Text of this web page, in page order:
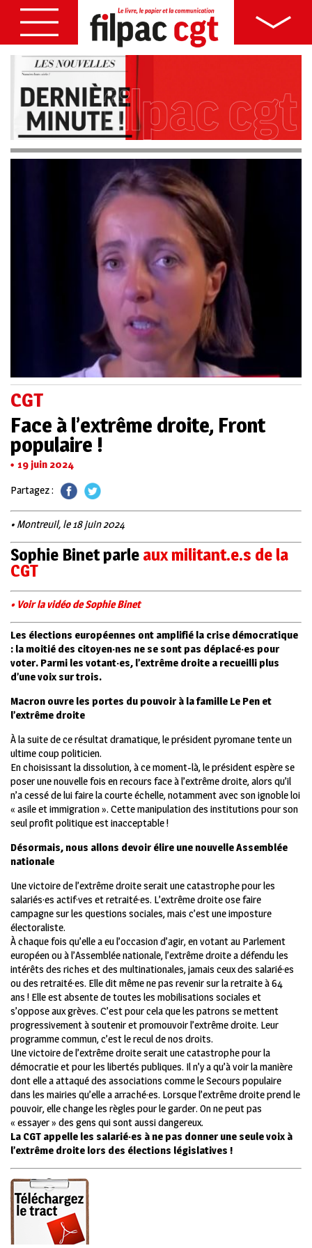
CGT
Face à l’extrême droite, Front
populaire !
19 juin 2024
Partagez :
• Montreuil, le 18 juin 2024
Sophie Binet parle aux militant.e.s de la
CGT
• Voir la vidéo de Sophie Binet
Les élections européennes ont amplifié la crise démocratique
: la moitié des citoyen·nes ne se sont pas déplacé·es pour
voter. Parmi les votant·es, l’extrême droite a recueilli plus
d’une voix sur trois.
Macron ouvre les portes du pouvoir à la famille Le Pen et
l’extrême droite
À la suite de ce résultat dramatique, le président pyromane tente un
ultime coup politicien.
En choisissant la dissolution, à ce moment-là, le président espère se
poser une nouvelle fois en recours face à l’extrême droite, alors qu’il
n’a cessé de lui faire la courte échelle, notamment avec son ignoble loi
« asile et immigration ». Cette manipulation des institutions pour son
seul profit politique est inacceptable !
Désormais, nous allons devoir élire une nouvelle Assemblée
nationale
Une victoire de l’extrême droite serait une catastrophe pour les
salariés·es actif·ves et retraité·es. L’extrême droite ose faire
campagne sur les questions sociales, mais c’est une imposture
électoraliste.
À chaque fois qu’elle a eu l’occasion d’agir, en votant au Parlement
européen ou à l’Assemblée nationale, l’extrême droite a défendu les
intérêts des riches et des multinationales, jamais ceux des salarié·es
ou des retraité·es. Elle dit même ne pas revenir sur la retraite à 64
ans ! Elle est absente de toutes les mobilisations sociales et
s’oppose aux grèves. C’est pour cela que les patrons se mettent
progressivement à soutenir et promouvoir l’extrême droite. Leur
programme commun, c’est le recul de nos droits.
Une victoire de l’extrême droite serait une catastrophe pour la
démocratie et pour les libertés publiques. Il n’y a qu’à voir la manière
dont elle a attaqué des associations comme le Secours populaire
dans les mairies qu’elle a arraché·es. Lorsque l’extrême droite prend le
pouvoir, elle change les règles pour le garder. On ne peut pas
« essayer » des gens qui sont aussi dangereux.
La CGT appelle les salarié·es à ne pas donner une seule voix à
l’extrême droite lors des élections législatives !